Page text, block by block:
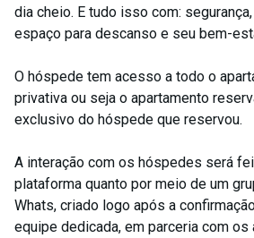
dia cheio. E tudo isso com:
espaço para descanso e seu bem-
O hóspede tem acesso a todo o
privativa ou seja o apartamento
exclusivo do hóspede que reservou.
A interação com os hóspedes será
plataforma quanto por meio de um
Whats, criado logo após a
equipe dedicada, em parceria com